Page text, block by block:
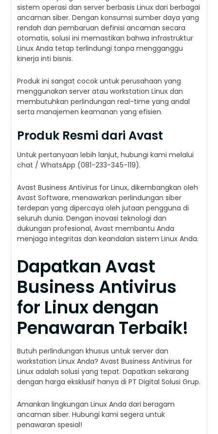
sistem operasi dan server berbasis Linux dari berbagai
ancaman siber. Dengan konsumsi sumber daya yang
rendah dan pembaruan definisi ancaman secara
otomatis, solusi ini memastikan bahwa infrastruktur
Linux Anda tetap terlindungi tanpa mengganggu
kinerja inti bisnis.
Produk ini sangat cocok untuk perusahaan yang
menggunakan server atau workstation Linux dan
membutuhkan perlindungan real-time yang andal
serta manajemen keamanan yang efisien.
Produk Resmi dari Avast
Untuk pertanyaan lebih lanjut, hubungi kami melalui
chat / WhatsApp (081-233-345-119).
Avast Business Antivirus for Linux, dikembangkan oleh
Avast Software, menawarkan perlindungan siber
terdepan yang dipercaya oleh jutaan pengguna di
seluruh dunia. Dengan inovasi teknologi dan
dukungan profesional, Avast membantu Anda
menjaga integritas dan keandalan sistem Linux Anda.
Dapatkan Avast
Business Antivirus
for Linux dengan
Penawaran Terbaik!
Butuh perlindungan khusus untuk server dan
workstation Linux Anda? Avast Business Antivirus for
Linux adalah solusi yang tepat. Dapatkan sekarang
dengan harga eksklusif hanya di PT Digital Solusi Grup.
Amankan lingkungan Linux Anda dari beragam
ancaman siber. Hubungi kami segera untuk
penawaran spesial!